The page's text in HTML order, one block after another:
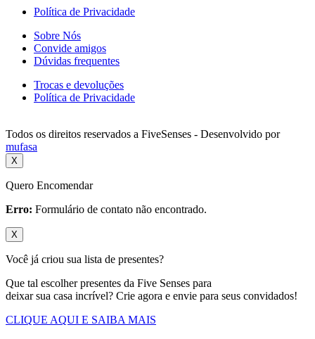
Política de Privacidade
Sobre Nós
Convide amigos
Dúvidas frequentes
Trocas e devoluções
Política de Privacidade
Todos os direitos reservados a FiveSenses - Desenvolvido por
mufasa
X
Quero Encomendar
Erro: Formulário de contato não encontrado.
X
Você já criou sua lista de presentes?
Que tal escolher presentes da Five Senses para
deixar sua casa incrível? Crie agora e envie para seus convidados!
CLIQUE AQUI E SAIBA MAIS